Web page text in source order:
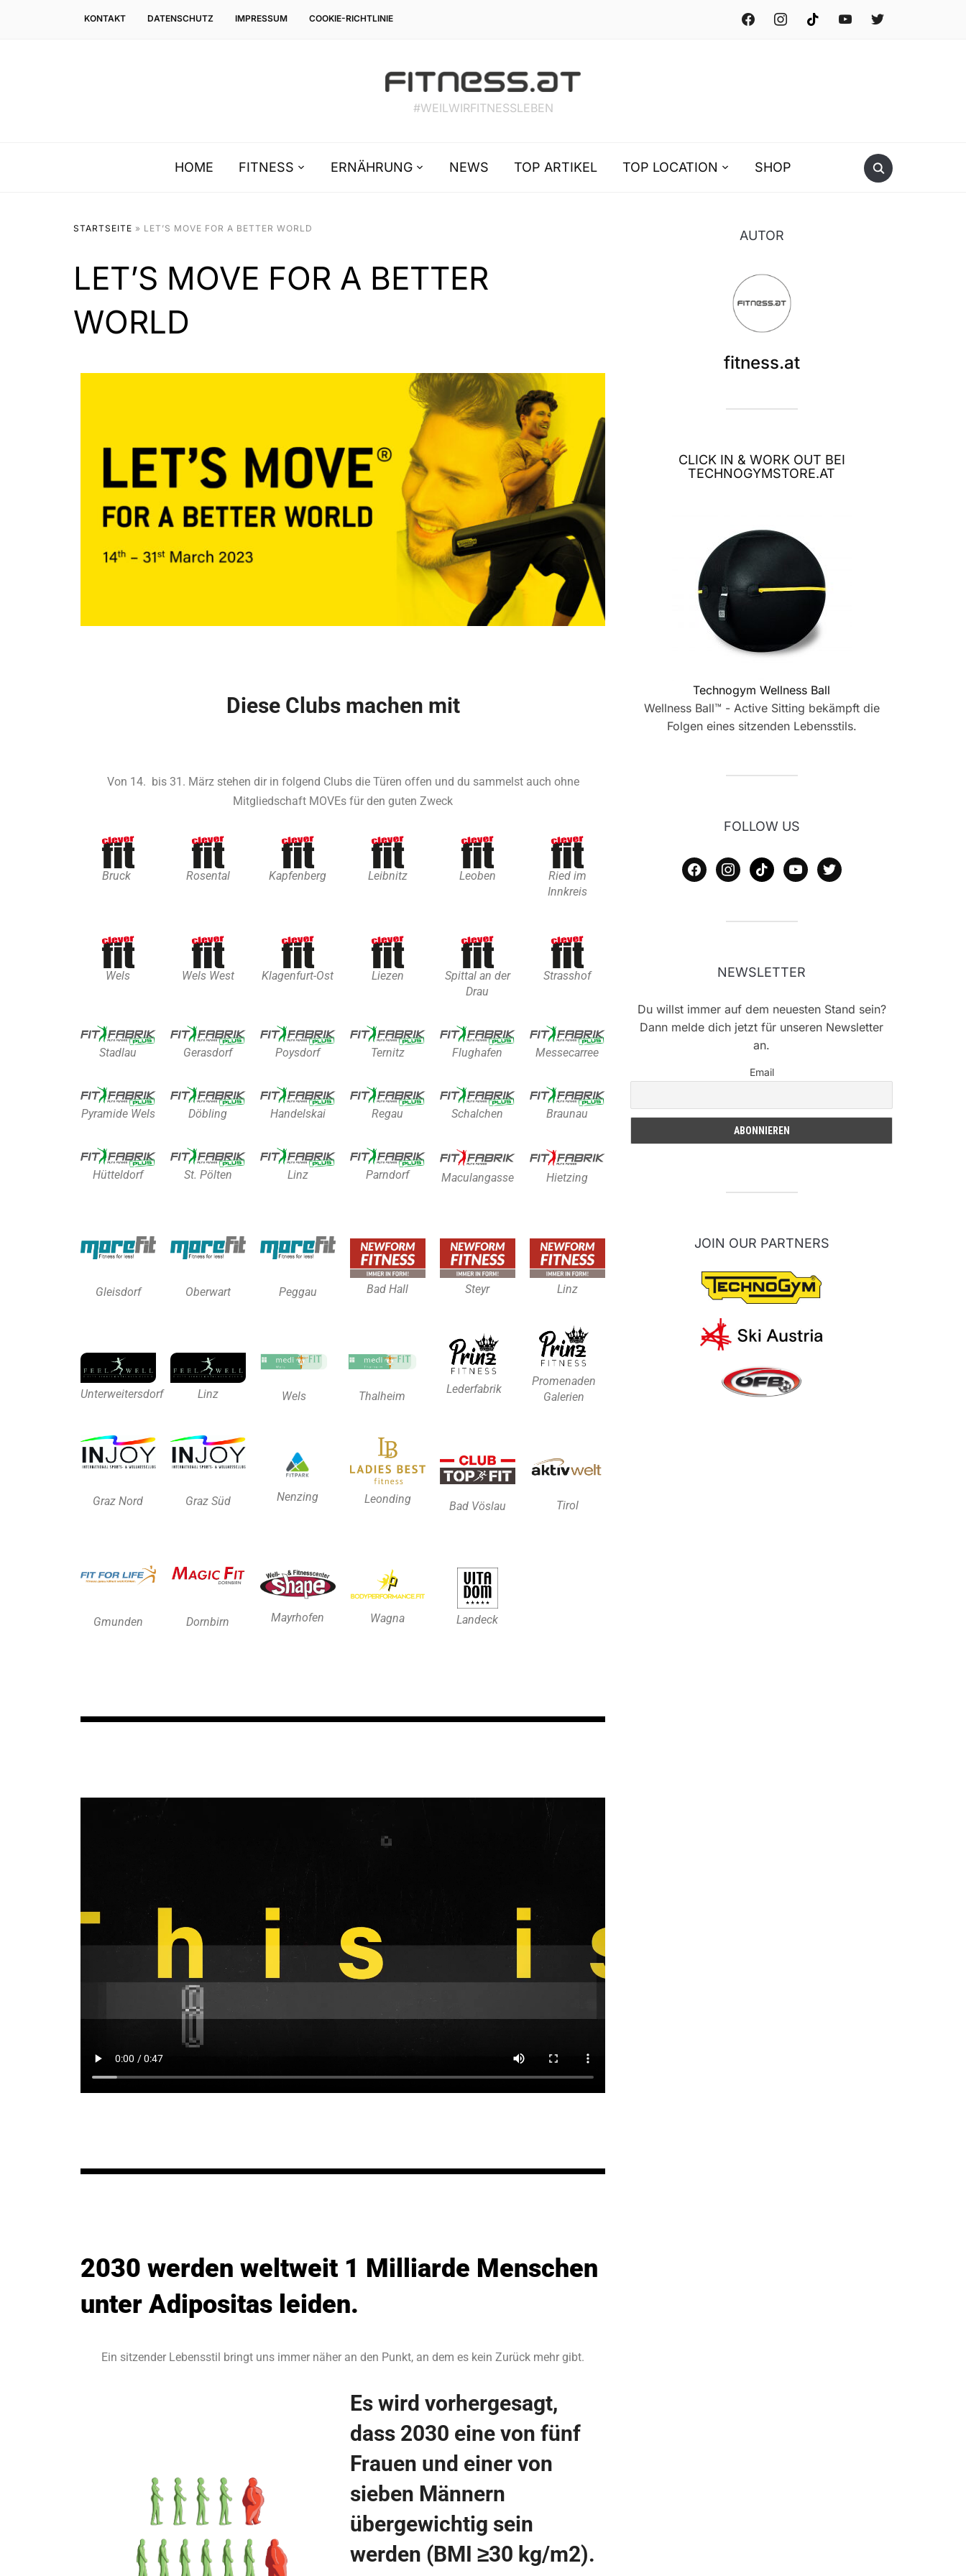
KONTAKT DATENSCHUTZ IMPRESSUM COOKIE-RICHTLINIE
#WEILWIRFITNESSLEBEN
HOME FITNESS ERNÄHRUNG NEWS TOP ARTIKEL TOP LOCATION SHOP
STARTSEITE » LET’S MOVE FOR A BETTER WORLD
LET’S MOVE FOR A BETTER
WORLD
Diese Clubs machen mit
Von 14. bis 31. März stehen dir in folgend Clubs die Türen offen und du sammelst auch ohne
Mitgliedschaft MOVEs für den guten Zweck
Bruck Rosental Kapfenberg Leibnitz Leoben
Ried im
Innkreis
Wels Wels West Klagenfurt-Ost Liezen
Spittal an der
Drau
Strasshof
Stadlau Gerasdorf Poysdorf Ternitz Flughafen Messecarree
Pyramide Wels Döbling Handelskai Regau Schalchen Braunau
Hütteldorf St. Pölten Linz Parndorf Maculangasse Hietzing
Gleisdorf Oberwart Peggau Bad Hall Steyr Linz
Unterweitersdorf Linz Wels Thalheim
Lederfabrik
Promenaden
Galerien
Graz Nord Graz Süd Nenzing Leonding
Bad Vöslau Tirol
Gmunden Dornbirn Mayrhofen Wagna Landeck
2030 werden weltweit 1 Milliarde Menschen
unter Adipositas leiden.
Ein sitzender Lebensstil bringt uns immer näher an den Punkt, an dem es kein Zurück mehr gibt.
Es wird vorhergesagt,
dass 2030 eine von fünf
Frauen und einer von
sieben Männern
übergewichtig sein
werden (BMI ≥30 kg/m2).
AUTOR
fitness.at
CLICK IN & WORK OUT BEI
TECHNOGYMSTORE.AT
Technogym Wellness Ball
Wellness Ball™ - Active Sitting bekämpft die
Folgen eines sitzenden Lebensstils.
FOLLOW US
NEWSLETTER
Du willst immer auf dem neuesten Stand sein?
Dann melde dich jetzt für unseren Newsletter
an.
Email
JOIN OUR PARTNERS